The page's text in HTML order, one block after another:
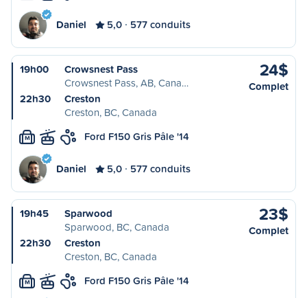
Daniel 5,0 577 conduits
19h00
Crowsnest Pass
Crowsnest Pass, AB, Cana…
22h30
Creston
Creston, BC, Canada
24$
Complet
M Ford F150 Gris Pâle '14
Daniel 5,0 577 conduits
19h45
Sparwood
Sparwood, BC, Canada
22h30
Creston
Creston, BC, Canada
23$
Complet
M Ford F150 Gris Pâle '14